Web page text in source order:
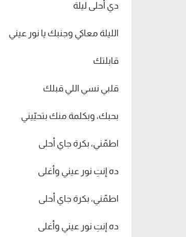
دي أحلى ليلة
الليلة معاكي وجنبك يا نور عيني
قابلتك
قلبي نسي اللي قبلك
بحبك، وبكلمة منك بتحيّيني
اطمّني، بكرة جاي أحلى
ده إنتِ نور عيني وأغلى
اطمّني، بكرة جاي أحلى
ده إنتِ نور عيني وأغلى